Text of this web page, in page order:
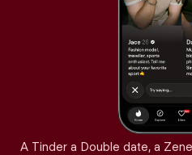
A Tinder a Double date, a